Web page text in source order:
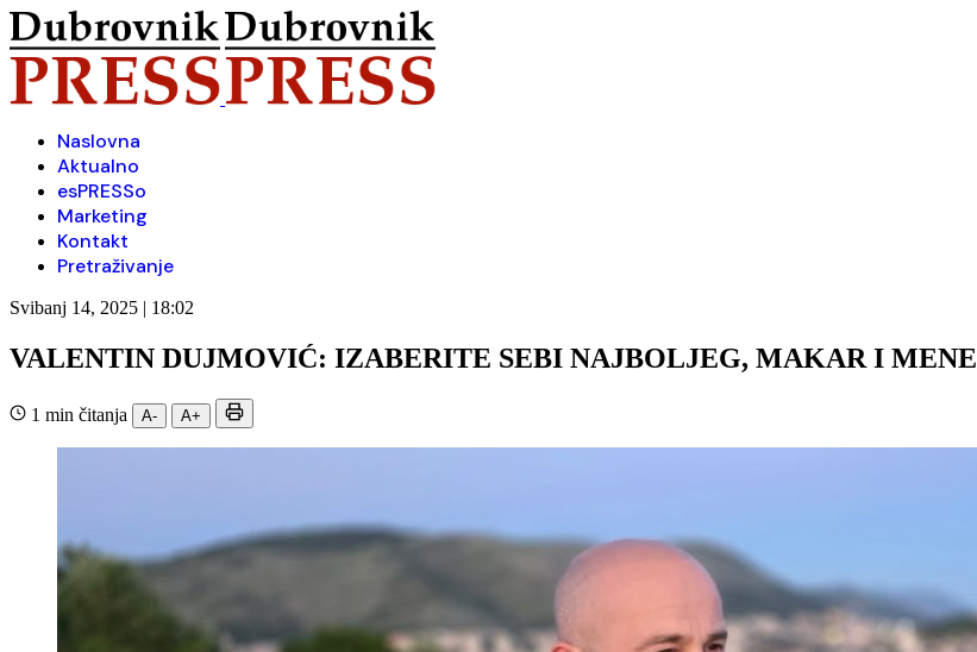
Naslovna
Aktualno
esPRESSo
Marketing
Kontakt
Pretraživanje
Svibanj 14, 2025 | 18:02
VALENTIN DUJMOVIĆ: IZABERITE SEBI NAJBOLJEG, MAKAR I MENE
1 min čitanja A- A+